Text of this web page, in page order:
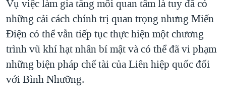
Vụ việc làm gia tăng mối quan tâm là tuy đã có
những cải cách chính trị quan trọng nhưng Miến
Điện có thể vẫn tiếp tục thực hiện một chương
trình vũ khí hạt nhân bí mật và có thể đã vi phạm
những biện pháp chế tài của Liên hiệp quốc đối
với Bình Nhưỡng.